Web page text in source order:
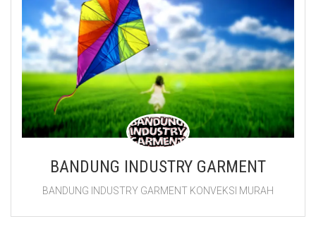
BANDUNG INDUSTRY GARMENT
BANDUNG INDUSTRY GARMENT KONVEKSI MURAH